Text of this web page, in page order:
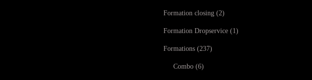
Formation closing 2
Formation Dropservice 1
Formations 237
Combo 6